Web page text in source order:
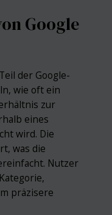
Google
der Google-
wie oft ein
zur
eines
wird. Die
was die
Nutzer
präzisere